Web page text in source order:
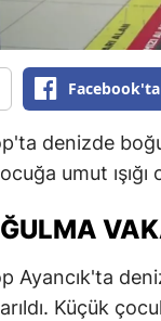
denizde
umut ışığı
Ayancık'ta
Küçük